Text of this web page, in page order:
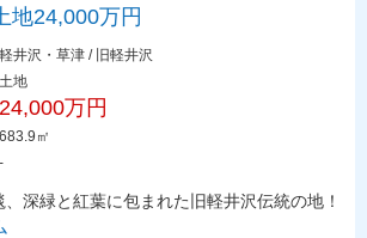
地24,000万円
軽井沢・草津 / 旧軽井沢
土地
24,000万円
683.9㎡
-
深緑と紅葉に包まれた旧軽井沢伝統の地！